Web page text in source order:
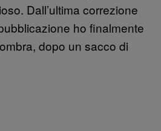
Dall’ultima correzione
ho finalmente
dopo un sacco di